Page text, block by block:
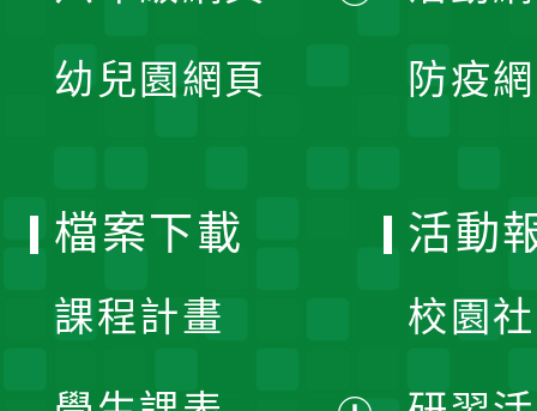
開
幼兒園網頁 防疫
檔案下載
課程計畫
活動
校園